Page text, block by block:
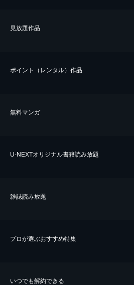
⾒放題作品
ポイント（レンタル）作品
無料マンガ
U-NEXTオリジナル書籍読み放題
雑誌読み放題
プロが選ぶおすすめ特集
いつでも解約できる